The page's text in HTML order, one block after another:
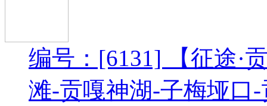
编号：[6131] 【征途·
滩-贡嘎神湖-子梅垭口